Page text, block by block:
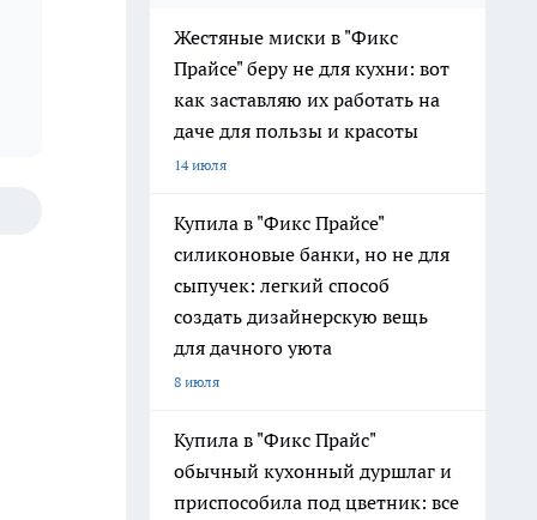
Жестяные миски в "Фикс
Прайсе" беру не для кухни: вот
как заставляю их работать на
даче для пользы и красоты
14 июля
Купила в "Фикс Прайсе"
силиконовые банки, но не для
сыпучек: легкий способ
создать дизайнерскую вещь
для дачного уюта
8 июля
Купила в "Фикс Прайс"
обычный кухонный дуршлаг и
приспособила под цветник: все